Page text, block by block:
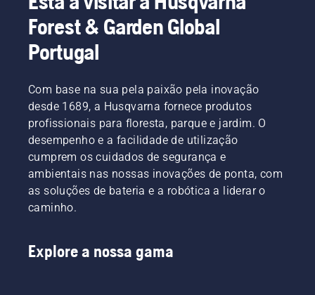
das
mãos.
Forest & Garden Global
Portugal
Com base na sua pela paixão pela inovação
desde 1689, a Husqvarna fornece produtos
profissionais para floresta, parque e jardim. O
desempenho e a facilidade de utilização
cumprem os cuidados de segurança e
ambientais nas nossas inovações de ponta, com
as soluções de bateria e a robótica a liderar o
caminho.
Explore a nossa gama